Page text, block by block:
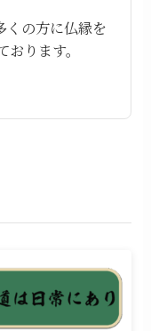
くの方に仏縁を
ります。